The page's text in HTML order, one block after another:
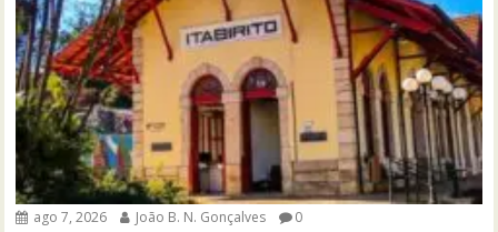
ago 7, 2026 João B. N. Gonçalves 0